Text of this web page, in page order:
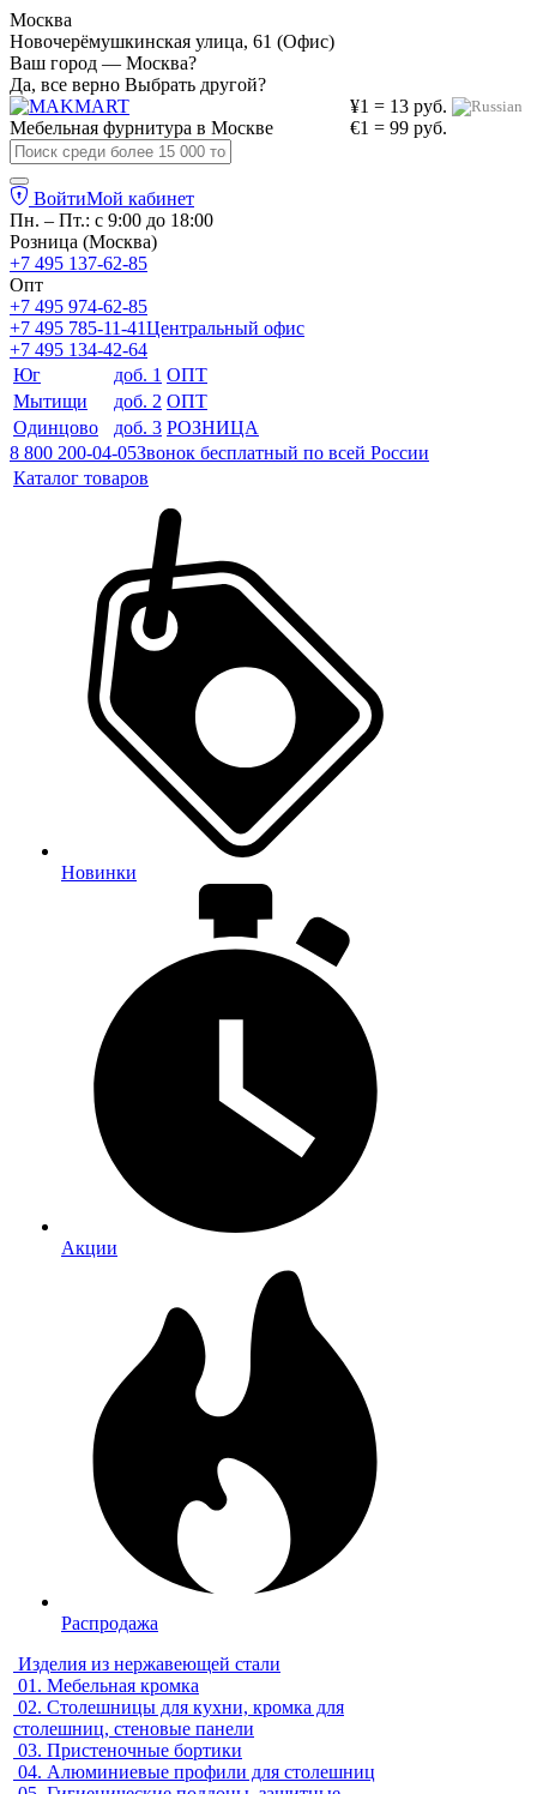
Москва
Новочерёмушкинская улица, 61 (Офис)
Ваш город — Москва?
Да, все верно Выбрать другой?
¥1 = 13 руб.
€1 = 99 руб.
Мебельная фурнитура в Москве
ВойтиМой кабинет
Пн. – Пт.: с 9:00 до 18:00
Розница (Москва)
+7 495 137-62-85
Опт
+7 495 974-62-85
+7 495 785-11-41Центральный офис
+7 495 134-42-64
Юг
доб. 1 ОПТ
Мытищи
доб. 2 ОПТ
Одинцово
доб. 3 РОЗНИЦА
8 800 200-04-05Звонок бесплатный по всей России
Каталог товаров
Новинки
Акции
Распродажа
Изделия из нержавеющей стали
01. Мебельная кромка
02. Столешницы для кухни, кромка для
столешниц, стеновые панели
03. Пристеночные бортики
04. Алюминиевые профили для столешниц